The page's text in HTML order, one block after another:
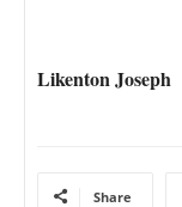
Likenton Joseph
Share